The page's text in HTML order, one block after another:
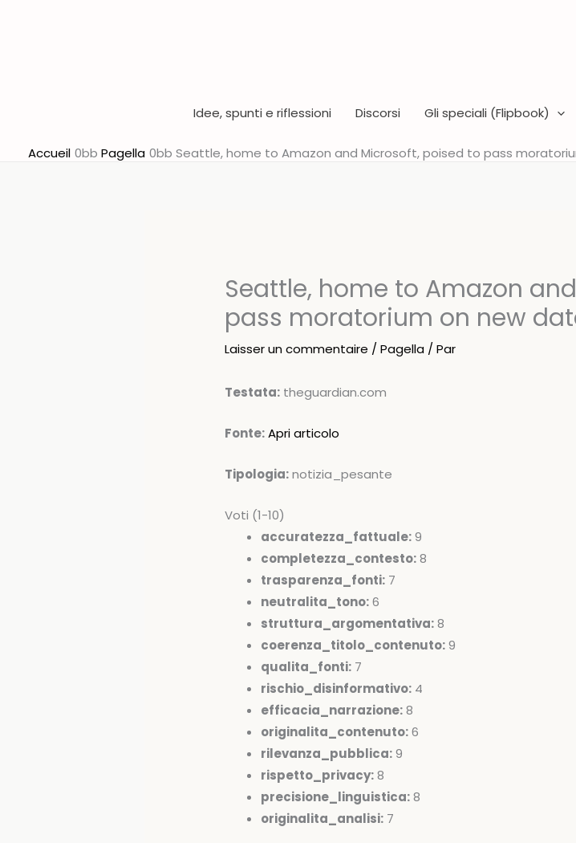
Idee, spunti e riflessioni Discorsi Gli speciali (Flipbook)
Accueil Pagella Seattle, home to Amazon and Microsoft, poised to pass
Seattle, home to Amazon
pass moratorium on new
Laisser un commentaire /Pagella / Par
Testata: theguardian.com
Fonte:Apri articolo
Tipologia:notizia_pesante
Voti (1-10)
accuratezza_fattuale:9
completezza_contesto:8
trasparenza_fonti: 7
neutralita_tono:6
struttura_argomentativa:8
coerenza_titolo_contenuto:9
qualita_fonti: 7
rischio_disinformativo: 4
efficacia_narrazione:8
originalita_contenuto:6
rilevanza_pubblica:9
rispetto_privacy:8
precisione_linguistica:8
originalita_analisi: 7